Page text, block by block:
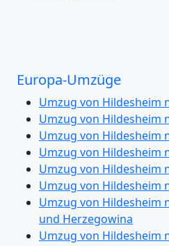
Europa-Umzüge
Umzug von Hildesheim
Umzug von Hildesheim
Umzug von Hildesheim
Umzug von Hildesheim
Umzug von Hildesheim
Umzug von Hildesheim
Umzug von Hildesheim
und Herzegowina
Umzug von Hildesheim